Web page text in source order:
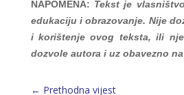
NAPOMENA: Tekst je
edukaciju i obrazovanje. Nije
i korištenje ovog teksta, ili
dozvole autora i uz obavezno
← Prethodna vijest